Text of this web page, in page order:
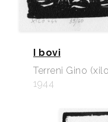
I bovi
Terreni Gino
1944